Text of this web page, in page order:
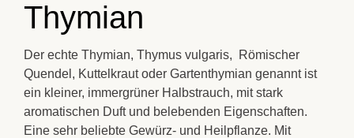
Thymian
Der echte Thymian, Thymus vulgaris,
Römischer
Quendel , Kuttelkrautoder Gartenthymian genannt ist
ein kleiner, immergrüner Halbstrauch, mit stark
aromatischen Duft und belebenden Eigenschaften.
Eine sehr beliebte Gewürz- und Heilpflanze. Mit